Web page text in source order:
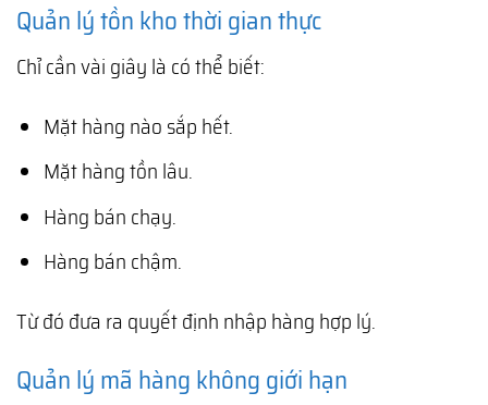
Quản lý tồn kho thời gian thực
Chỉ cần vài giây là có thể biết:
Mặt hàng nào sắp hết.
Mặt hàng tồn lâu.
Hàng bán chạy.
Hàng bán chậm.
Từ đó đưa ra quyết định nhập hàng hợp lý.
Quản lý mã hàng không giới hạn